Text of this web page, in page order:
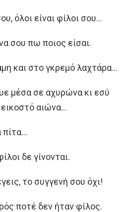
όλοι είναι φίλοι σου…
σου πω ποιος είσαι.
και στο γκρεμό λαχτάρα…
μέσα σε αχυρώνα κι εσύ
αιώνα…
πίτα…
δε γίνονται.
το συγγενή σου όχι!
ποτέ δεν ήταν φίλος.